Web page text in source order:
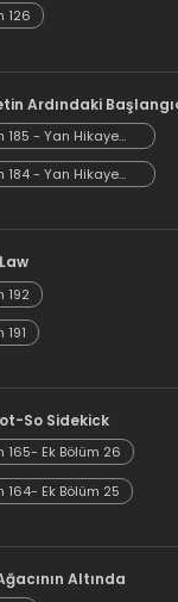
126
Ardındaki
185 - Yan Hikaye
7
184 - Yan Hikaye
6
192
191
So Sidekick
165- Ek Bölüm 26
164- Ek Bölüm 25
Altında